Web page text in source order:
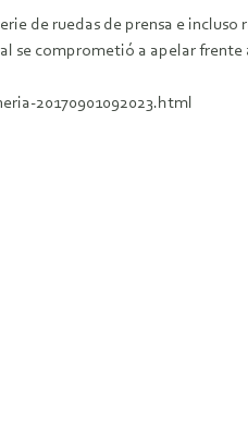
de ruedas de prensa e
se comprometió a apelar frente
20170901092023.html